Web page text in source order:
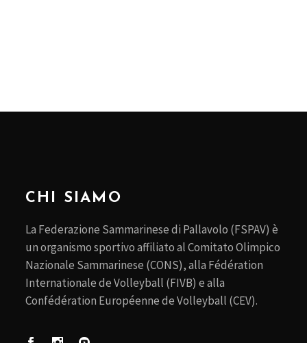
CHI SIAMO
La Federazione Sammarinese di Pallavolo (FSPAV) è
un organismo sportivo affiliato al Comitato Olimpico
Nazionale Sammarinese (CONS), alla Fédération
Internationale de Volleyball (FIVB) e alla
Confédération Européenne de Volleyball (CEV).